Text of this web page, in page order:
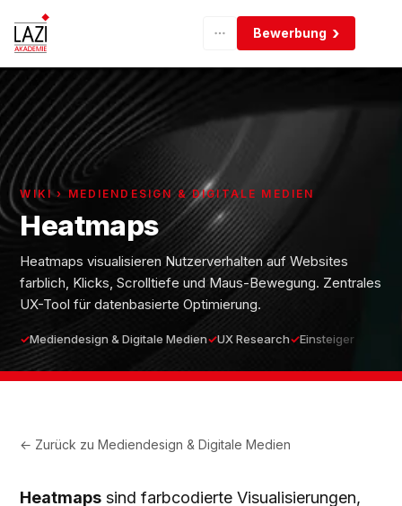
Bewerbung
WIKI › MEDIENDESIGN & DIGITALE MEDIEN
Heatmaps
Heatmaps visualisieren Nutzerverhalten auf Websites
farblich, Klicks, Scrolltiefe und Maus-Bewegung. Zentrales
UX-Tool für datenbasierte Optimierung.
Mediendesign & Digitale Medien UX Research Einsteiger
← Zurück zuMediendesign & Digitale Medien
Heatmaps sind farbcodierte Visualisierungen,